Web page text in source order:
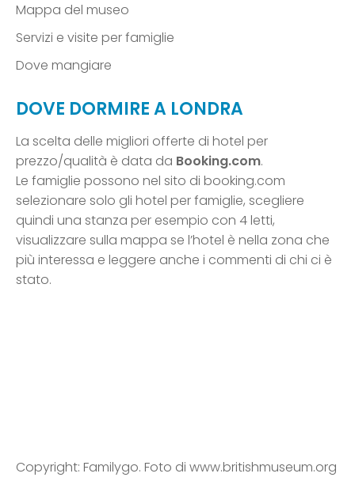
Mappa del museo
Servizi e visite per famiglie
Dove mangiare
DOVE DORMIRE A LONDRA
La scelta delle migliori offerte di hotel per
prezzo/qualità è data da Booking.com.
Le famiglie possono nel sito di booking.com
selezionare solo gli hotel per famiglie, scegliere
quindi una stanza per esempio con 4 letti,
visualizzare sulla mappa se l’hotel è nella zona che
più interessa e leggere anche i commenti di chi ci è
stato.
Copyright: Familygo. Foto di www.britishmuseum.org